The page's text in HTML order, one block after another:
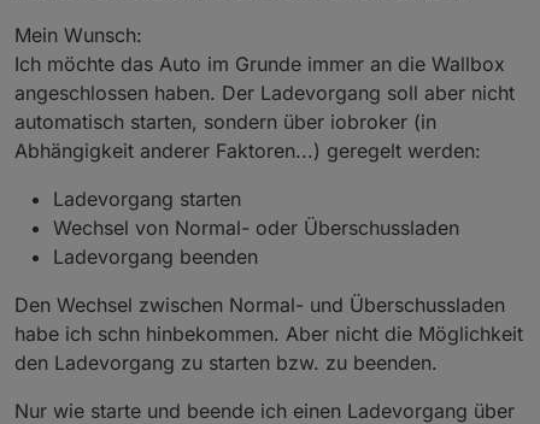
Mein Wunsch:
Ich möchte das Auto im Grunde immer an die Wallbox
angeschlossen haben. Der Ladevorgang soll aber nicht
automatisch starten, sondern über iobroker (in
Abhängigkeit anderer Faktoren...) geregelt werden:
Ladevorgang starten
Wechsel von Normal- oder Überschussladen
Ladevorgang beenden
Den Wechsel zwischen Normal- und Überschussladen
habe ich schn hinbekommen. Aber nicht die Möglichkeit
den Ladevorgang zu starten bzw. zu beenden.
Nur wie starte und beende ich einen Ladevorgang über